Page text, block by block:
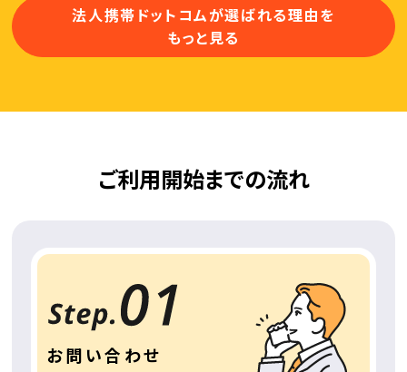
法人携帯ドットコムが選ばれる理由を
もっと見る
ご利用開始までの流れ
お問い合わせ